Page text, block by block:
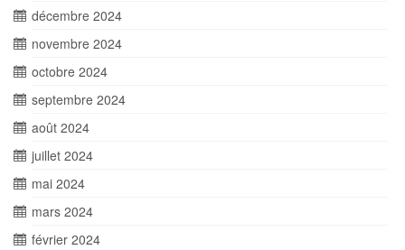
décembre 2024
novembre 2024
octobre 2024
septembre 2024
août 2024
juillet 2024
mai 2024
mars 2024
février 2024